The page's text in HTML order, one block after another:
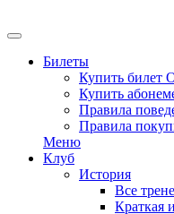
Билеты
Купить билет
Купить
Правила
Правила
Меню
Клуб
История
Все
Краткая